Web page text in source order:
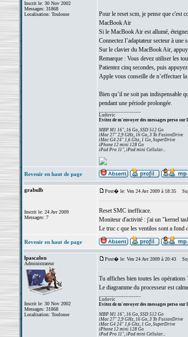
Inscrit le: 30 Nov 2002
Messages: 31868
Localisation: Toulouse
Pour le reset scm, je pense que c'est
MacBook Air
Si le MacBook Air est allumé,
Connectez l’adaptateur secteur à une
Sur le clavier du MacBook Air,
Remarque : Vous devez utiliser les
Patientez cinq secondes, puis
Apple vous conseille de n’effectuer
Bien qu’il ne soit pas indispensable
pendant une période prolongée.
Ludovic
Evitez de m'envoyer des messages perso
MBP M1 16", 16 Go, SSD 512 Go
iMac 27" 2,9 GHz, 16 Go, 3 To FusionDrive
iMac G4 24" 1,6 Ghz, 1 Go, SuperDrive
iPhone 12 mini 128 Go
iPad Pro 11", iPad mini Cellular...
Revenir en haut de page
grabulb
Inscrit le: 24 Avr 2009
Messages: 7
Post� le: Ven 24 Avr 2009 à 18:35
Reset SMC inefficace.
Moniteur d'activité : j'ai un "kernel
Le truc c que les ventilos sont a fond
Revenir en haut de page
lpascalon
Administrateur
Inscrit le: 30 Nov 2002
Messages: 31868
Localisation: Toulouse
Post� le: Ven 24 Avr 2009 à 20:43
Tu affiches bien toutes les opérations
Le diagramme du processeur est
Ludovic
Evitez de m'envoyer des messages perso
MBP M1 16", 16 Go, SSD 512 Go
iMac 27" 2,9 GHz, 16 Go, 3 To FusionDrive
iMac G4 24" 1,6 Ghz, 1 Go, SuperDrive
iPhone 12 mini 128 Go
iPad Pro 11", iPad mini Cellular...